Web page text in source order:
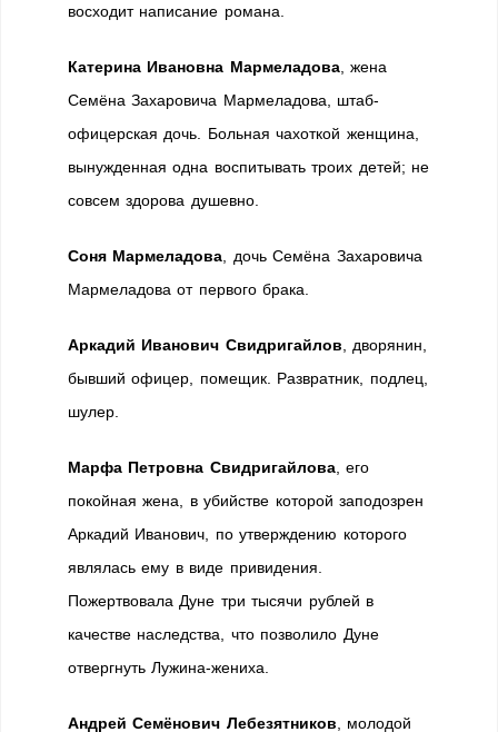
восходит написание романа.
Катерина Ивановна Мармеладова, жена
Семёна Захаровича Мармеладова, штаб-
офицерская дочь. Больная чахоткой женщина,
вынужденная одна воспитывать троих детей; не
совсем здорова душевно.
Соня Мармеладова , дочь Семёна Захаровича
Мармеладова от первого брака.
Аркадий Иванович Свидригайлов , дворянин,
бывший офицер, помещик. Развратник, подлец,
шулер.
Марфа Петровна Свидригайлова, его
покойная жена, в убийстве которой заподозрен
Аркадий Иванович, по утверждению которого
являлась ему в виде привидения.
Пожертвовала Дуне три тысячи рублей в
качестве наследства, что позволило Дуне
отвергнуть Лужина-жениха.
Андрей Семёнович Лебезятников , молодой